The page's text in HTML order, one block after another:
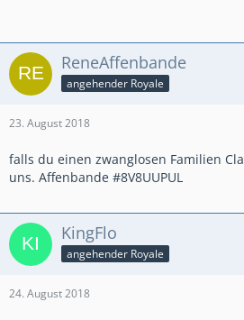
ReneAffenbande
angehender Royale
23. August 2018
falls du einen zwanglosen Familien
uns. Affenbande #8V8UUPUL
KingFlo
angehender Royale
24. August 2018